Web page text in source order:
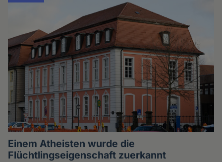
Einem Atheisten wurde die
Flüchtlingseigenschaft zuerkannt